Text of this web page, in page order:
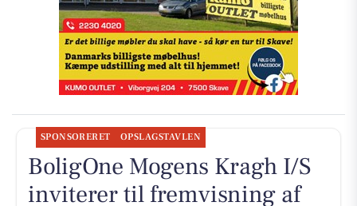
SPONSORERET OPSLAGSTAVLEN
BoligOne Mogens Kragh I/S
inviterer til fremvisning af